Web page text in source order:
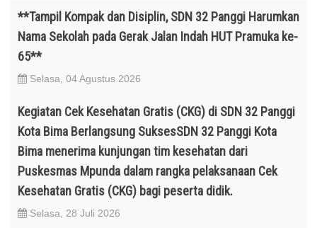
**Tampil Kompak dan Disiplin, SDN 32 Panggi Harumkan
Nama Sekolah pada Gerak Jalan Indah HUT Pramuka ke-
65**
Selasa, 04 Agustus 2026
Kegiatan Cek Kesehatan Gratis (CKG) di SDN 32 Panggi
Kota Bima Berlangsung SuksesSDN 32 Panggi Kota
Bima menerima kunjungan tim kesehatan dari
Puskesmas Mpunda dalam rangka pelaksanaan Cek
Kesehatan Gratis (CKG) bagi peserta didik.
Selasa, 28 Juli 2026